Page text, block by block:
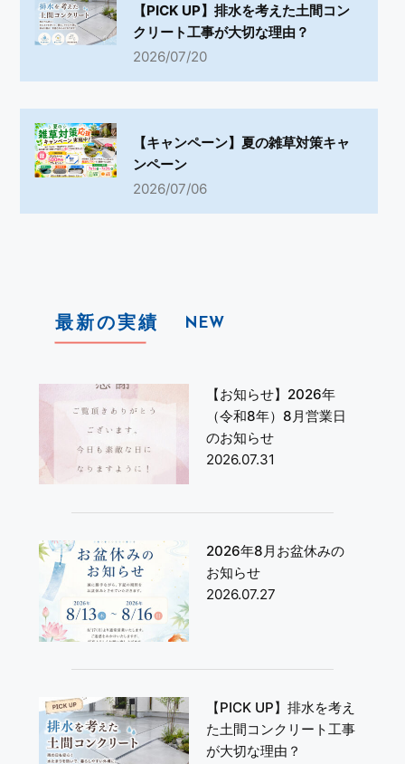
【PICK UP】排水を考えた土間コン
クリート工事が大切な理由？
2026/07/20
【キャンペーン】夏の雑草対策キャ
ンペーン
2026/07/06
最新の実績 NEW
【お知らせ】2026年
（令和8年）8月営業日
のお知らせ
2026.07.31
2026年8月お盆休みの
お知らせ
2026.07.27
【PICK UP】排水を考え
た土間コンクリート工事
が大切な理由？